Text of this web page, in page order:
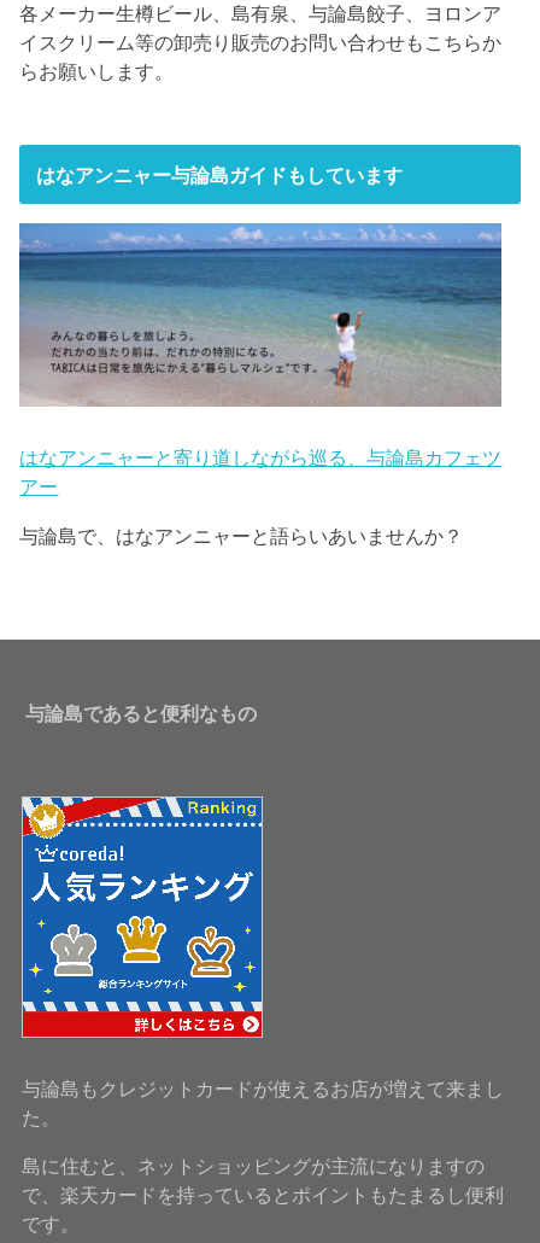
各メーカー生樽ビール、島有泉、与論島餃子、ヨロンア
イスクリーム等の卸売り販売のお問い合わせもこちらか
らお願いします。
はなアンニャー与論島ガイドもしています
はなアンニャーと寄り道しながら巡る、与論島カフェツ
アー
与論島で、はなアンニャーと語らいあいませんか？
与論島であると便利なもの
与論島もクレジットカードが使えるお店が増えて来まし
た。
島に住むと、ネットショッピングが主流になりますの
で、楽天カードを持っているとポイントもたまるし便利
です。